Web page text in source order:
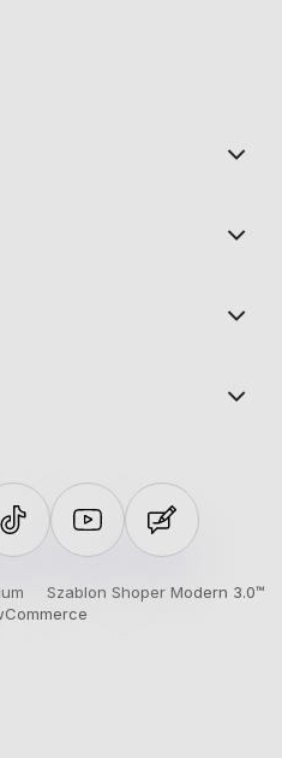
Szablon Shoper Modern 3.0™